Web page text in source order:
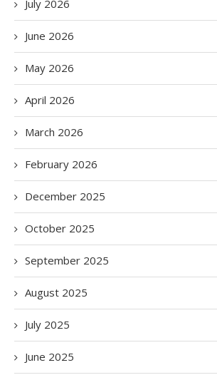
July 2026
June 2026
May 2026
April 2026
March 2026
February 2026
December 2025
October 2025
September 2025
August 2025
July 2025
June 2025